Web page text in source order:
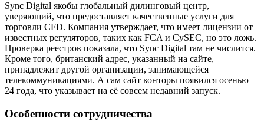
Sync Digital якобы глобальный дилинговый центр,
уверяющий, что предоставляет качественные услуги для
торговли CFD. Компания утверждает, что имеет лицензии от
известных регуляторов, таких как FCA и CySEC, но это ложь.
Проверка реестров показала, что Sync Digital там не числится.
Кроме того, британский адрес, указанный на сайте,
принадлежит другой организации, занимающейся
телекоммуникациями. А сам сайт конторы появился осенью
24 года, что указывает на её совсем недавний запуск.
Особенности сотрудничества